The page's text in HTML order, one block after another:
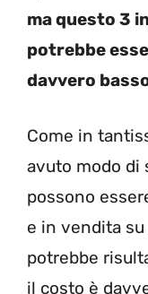
ma questo 3
potrebbe
davvero
Come in
avuto modo di
possono
e in vendita
potrebbe
il costo è